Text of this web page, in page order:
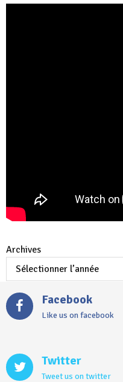
Archives
Facebook
Like us on facebook
Twitter
Tweet us on twitter